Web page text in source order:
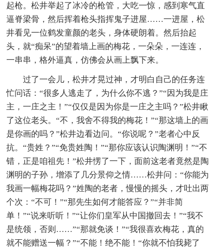
起枪。松井举起了冰冷的枪管，大吃一惊，感到寒气直
逼脊梁骨，然后挥着枪头指挥鬼子进屋……一进屋，松
井看见一位鹤发童颜的老头，身体硬朗着。然后抬起
头，就“痴呆”的望着墙上画的梅花，一朵朵，一连连，
一串串，格外逼真，仿佛会从画上飘下来。
过了一会儿，松井才晃过神，才明白自己的任务连
忙问话：“很多人逃走了，为什么你不逃？”“因为我是庄
主，一庄之主！”“仅仅是因为你是一庄之主吗？”松井瞅
了这位老头。“不，我舍不得我的梅花！”“那这墙上的画
是你画的吗？”松井边看边问。“你说呢？”老者心中反
抗。“贵姓？”“免贵姓陶！”“那你应该认识陶渊明！”“不
错，正是咱祖先！”松井愣了一下，面前这老者竟然是陶
渊明的子孙，增添了几分景仰之情……松井问：“你能为
我画一幅梅花吗？”姓陶的老者，慢慢的摇头，才吐出两
个次：“不可！”“那先生如何才能答应？”“并非简
单！”“说来听听！”“让你们皇军从中国撤回去！”“我不
是统领，否则……”“那就免谈！”“我很喜欢梅花，真的
就不能赠送一幅？”“不能！绝不能！“你就不怕我毙了